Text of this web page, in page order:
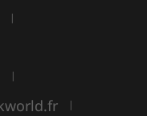
|
|
|